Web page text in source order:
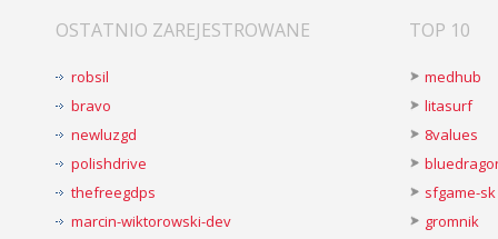
OSTATNIO ZAREJESTROWANE
robsil
bravo
newluzgd
polishdrive
thefreegdps
marcin-wiktorowski-dev
TOP 10
medhub
litasurf
8values
sfgame-sk
gromnik